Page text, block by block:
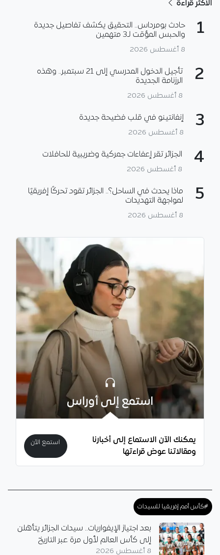
الأكثر قراءة
1
حادث بومرداس.. التحقيق يكشف تفاصيل جديدة
والحبس المؤقت لـ3 متهمين
8 أغسطس 2026
2
تأجيل الدخول المدرسي إلى 21 سبتمبر.. وهذه
الرزنامة الجديدة
8 أغسطس 2026
3 إنفانتينو في قلب فضيحة جديدة
8 أغسطس 2026
4 الجزائر تقر إعفاءات جمركية وضريبية للحافلات
8 أغسطس 2026
5
ماذا يحدث في الساحل؟.. الجزائر تقود تحركًا إفريقيًا
لمواجهة التهديدات
8 أغسطس 2026
استمع إلى أوراس
يمكنك الآن الاستماع إلى أخبارنا
ومقالاتنا عوض قراءتها
استمع الآن
#كأس أمم إفريقيا للسيدات
بعد اجتياز الإيفواريات.. سيدات الجزائر يتأهلن
إلى كأس العالم لأول مرة عبر التاريخ
8 أغسطس 2026